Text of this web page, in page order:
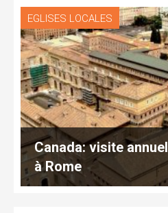
EGLISES LOCALES
Canada: visite
à Rome